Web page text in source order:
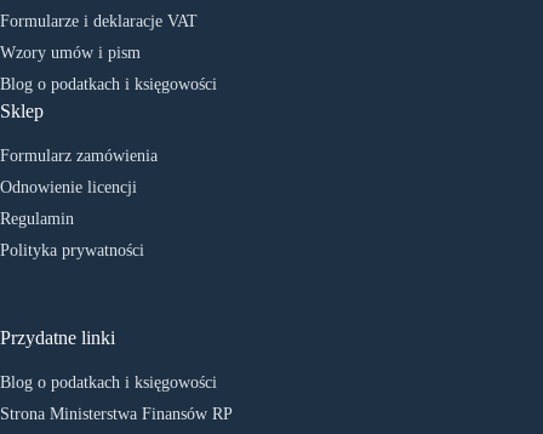
Formularze i deklaracje VAT
Wzory umów i pism
Blog o podatkach i księgowości
Sklep
Formularz zamówienia
Odnowienie licencji
Regulamin
Polityka prywatności
Przydatne linki
Blog o podatkach i księgowości
Strona Ministerstwa Finansów RP